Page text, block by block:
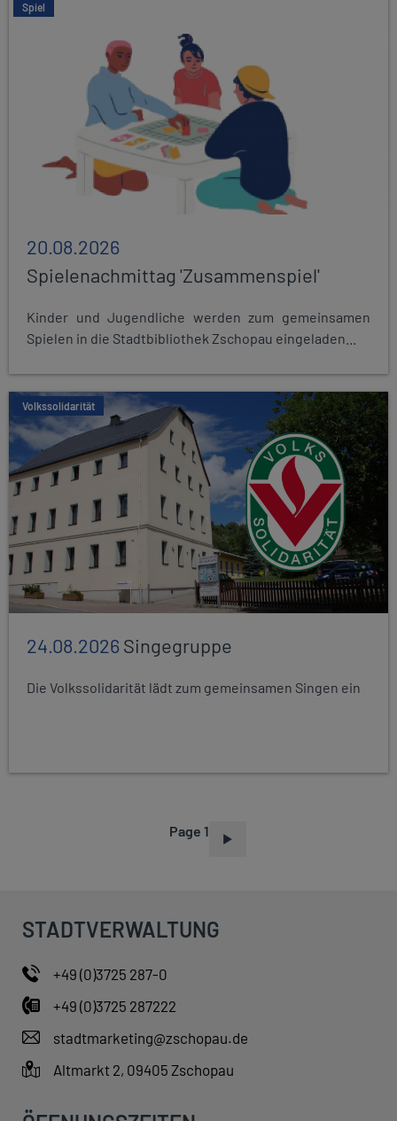
Spiel
20.08.2026
Spielenachmittag 'Zusammenspiel'
Kinder und Jugendliche werden zum gemeinsamen
Spielen in die Stadtbibliothek Zschopau eingeladen...
Volkssolidarität
24.08.2026Singegruppe
Die Volkssolidarität lädt zum gemeinsamen Singen ein
Page 1
STADTVERWALTUNG
+49 (0)3725 287-0
+49 (0)3725 287222
stadtmarketing@zschopau.de
Altmarkt 2, 09405 Zschopau